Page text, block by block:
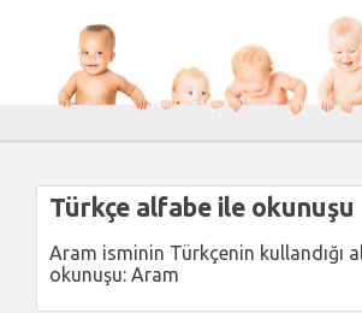
Türkçe alfabe ile okunuşu
Aram isminin Türkçenin kullandığı
okunuşu: Aram